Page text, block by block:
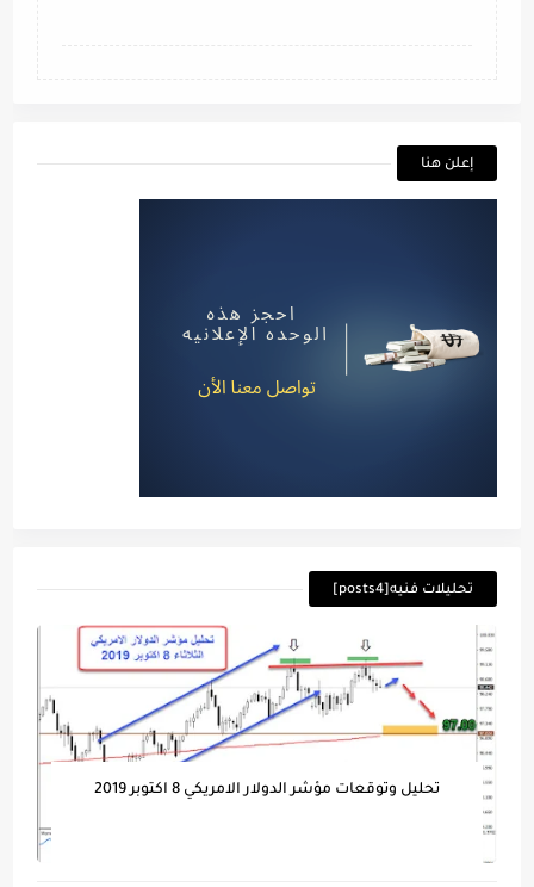
إعلن هنا
تحليلات فنيه[posts4]
تحليل وتوقعات مؤشر الدولار الامريكي 8 اكتوبر 2019